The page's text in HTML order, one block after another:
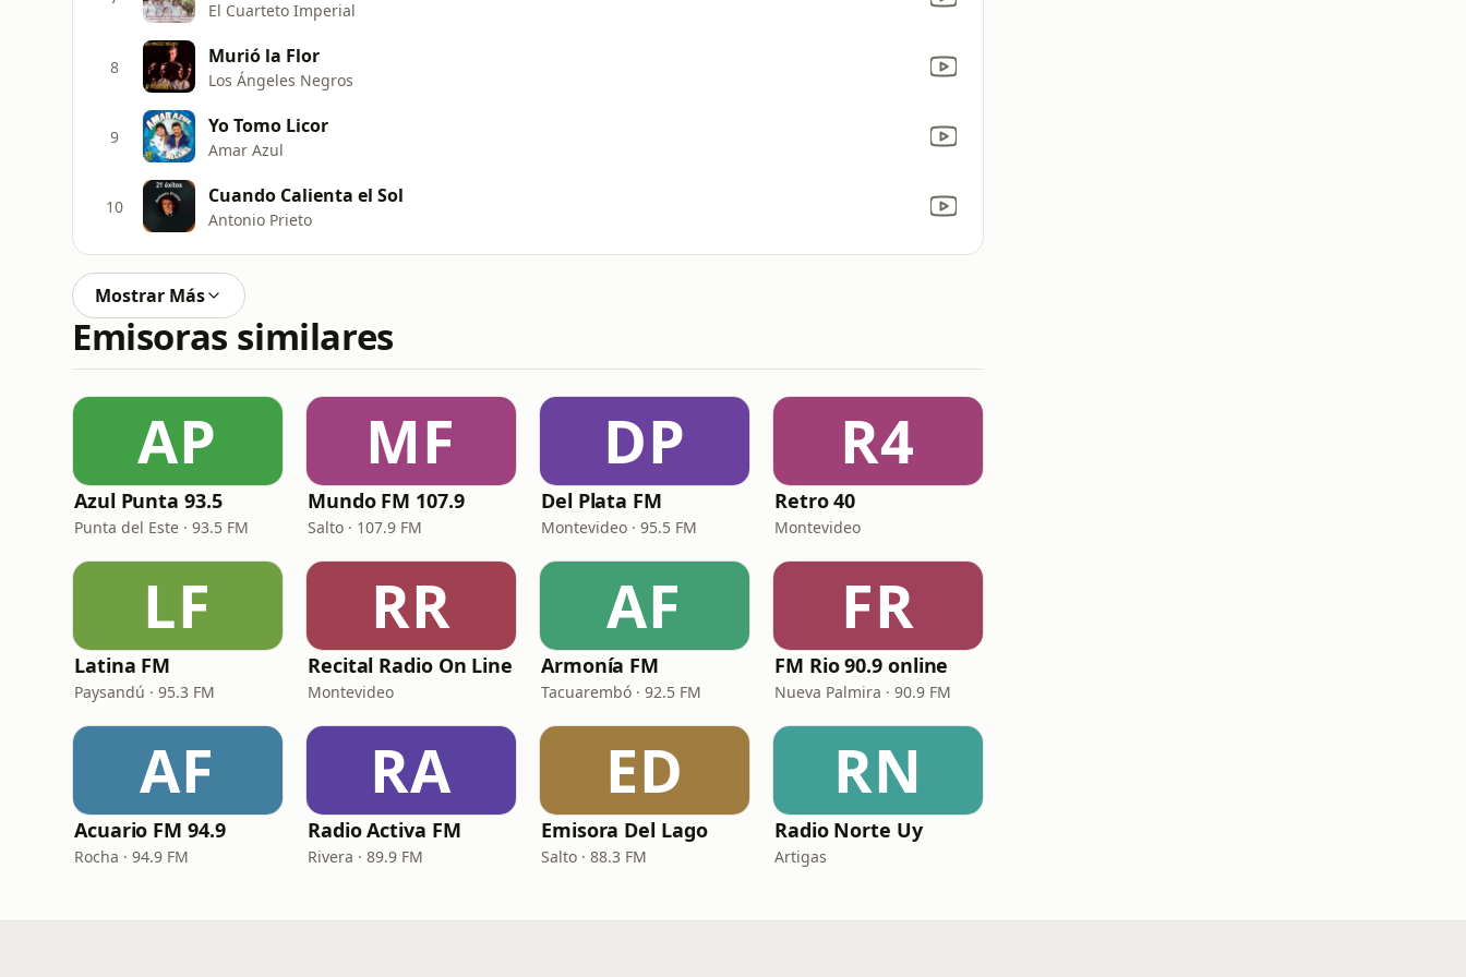
El Cuarteto Imperial
8 Murió la Flor
Los Ángeles Negros
9 Yo Tomo Licor
Amar Azul
10 Cuando Calienta el Sol
Antonio Prieto
Mostrar Más
Emisoras similares
AP
Azul Punta 93.5
Punta del Este · 93.5 FM
MF
Mundo FM 107.9
Salto · 107.9 FM
DP
Del Plata FM
Montevideo · 95.5 FM
R4
Retro 40
Montevideo
LF
Latina FM
Paysandú · 95.3 FM
RR
Recital Radio On Line
Montevideo
AF
Armonía FM
Tacuarembó · 92.5 FM
FR
FM Rio 90.9 online
Nueva Palmira · 90.9 FM
AF
Acuario FM 94.9
Rocha · 94.9 FM
RA
Radio Activa FM
Rivera · 89.9 FM
ED
Emisora Del Lago
Salto · 88.3 FM
RN
Radio Norte Uy
Artigas